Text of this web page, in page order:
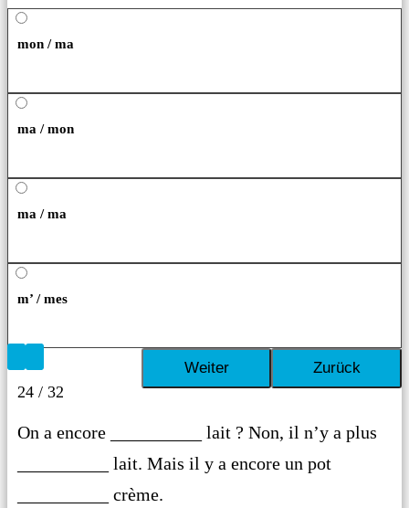
mon / ma
ma / mon
ma / ma
m’ / mes
24 / 32
On a encore __________ lait ? Non, il n’y a plus
__________ lait. Mais il y a encore un pot
__________ crème.